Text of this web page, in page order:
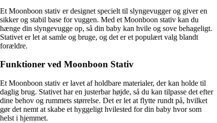
Et Moonboon stativ er designet specielt til slyngevugger og giver en
sikker og stabil base for vuggen. Med et Moonboon stativ kan du
hænge din slyngevugge op, så din baby kan hvile og sove behageligt.
Stativet er let at samle og bruge, og det er et populært valg blandt
forældre.
Funktioner ved Moonboon Stativ
Et Moonboon stativ er lavet af holdbare materialer, der kan holde til
daglig brug. Stativet har en justerbar højde, så du kan tilpasse det efter
dine behov og rummets størrelse. Det er let at flytte rundt på, hvilket
gør det nemt at skabe et hyggeligt hvilested for din baby hvor som
helst i hjemmet.